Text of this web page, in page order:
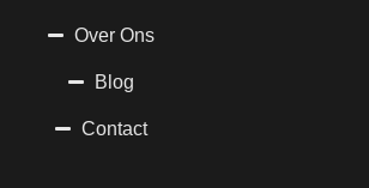
Over Ons
Blog
Contact